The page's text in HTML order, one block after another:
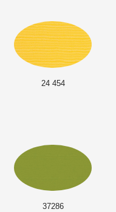
24 454
37286